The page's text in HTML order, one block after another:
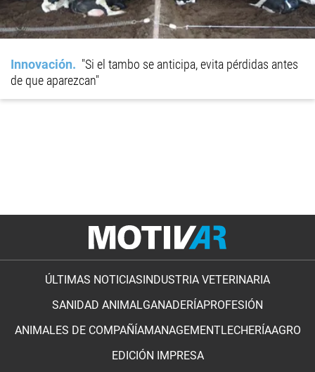
Innovación
"Si el tambo se anticipa, evita pérdidas antes
de que aparezcan"
ÚLTIMAS NOTICIASINDUSTRIA VETERINARIA
SANIDAD ANIMALGANADERÍAPROFESIÓN
ANIMALES DE COMPAÑÍAMANAGEMENTLECHERÍAAGRO
EDICIÓN IMPRESA